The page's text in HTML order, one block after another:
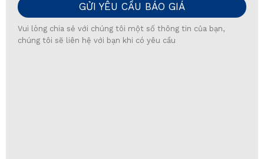
GỬI YÊU CẦU BÁO GIÁ
Vui lòng chia sẻ với chúng tôi một số thông tin của bạn,
chúng tôi sẽ liên hệ với bạn khi có yêu cầu